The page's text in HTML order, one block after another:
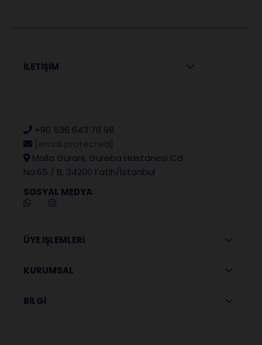
İLETİŞİM
+90 536 643 78 98
Molla Gürani, Gureba Hastanesi Cd
No:65 / B, 34200 Fatih/İstanbul
SOSYAL MEDYA
ÜYE İŞLEMLERİ
KURUMSAL
BİLGİ